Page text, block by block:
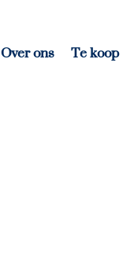
Over ons Te koop